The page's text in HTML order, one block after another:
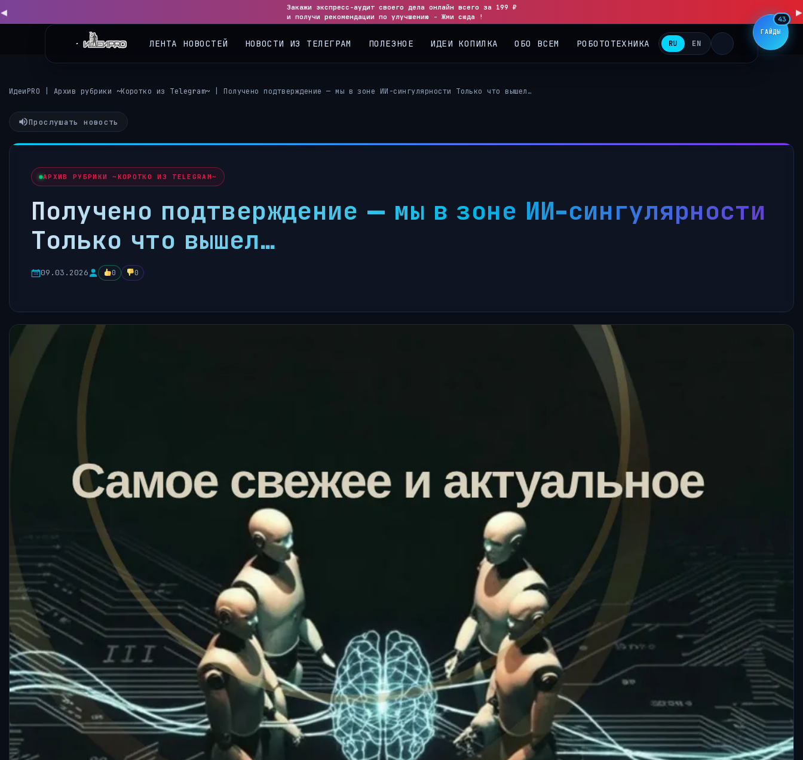
Закажи экспресс-аудит своего дела онлайн всего за 199 ₽
и получи рекомендации по улучшению - Жми сюда !
RU EN
ИдеиPRO Архив рубрики ~Коротко из Telegram~ Получено подтверждение — мы в зоне ИИ-сингулярности Только что вышел…
Прослушать новость
АРХИВ РУБРИКИ ~КОРОТКО ИЗ TELEGRAM~
Получено подтверждение — мы в зоне ИИ-сингулярности
Только что вышел…
09.03.2026 0 0
ГАЙДЫ
43